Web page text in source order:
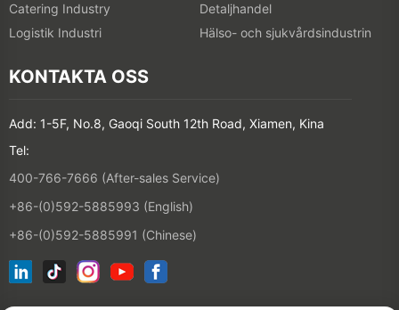
Catering Industry
Detaljhandel
Logistik Industri
Hälso- och sjukvårdsindustrin
KONTAKTA OSS
Add: 1-5F, No.8, Gaoqi South 12th Road, Xiamen, Kina
Tel:
400-766-7666 (After-sales Service)
+86-(0)592-5885993 (English)
+86-(0)592-5885991 (Chinese)